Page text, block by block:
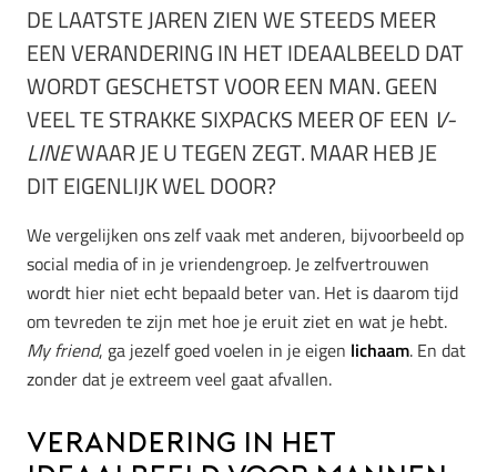
DE LAATSTE JAREN ZIEN WE STEEDS MEER
EEN VERANDERING IN HET IDEAALBEELD DAT
WORDT GESCHETST VOOR EEN MAN. GEEN
VEEL TE STRAKKE SIXPACKS MEER OF EEN V-
LINEWAAR JE U TEGEN ZEGT. MAAR HEB JE
DIT EIGENLIJK WEL DOOR?
We vergelijken ons zelf vaak met anderen, bijvoorbeeld op
social media of in je vriendengroep. Je zelfvertrouwen
wordt hier niet echt bepaald beter van. Het is daarom tijd
om tevreden te zijn met hoe je eruit ziet en wat je hebt.
My friend, ga jezelf goed voelen in je eigen lichaam. En dat
zonder dat je extreem veel gaat afvallen.
Verandering in het